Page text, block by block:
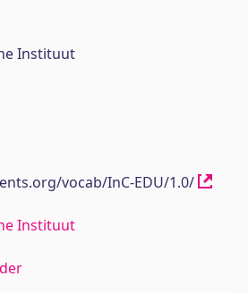
Instituut
vocab/InC-EDU/1.0/
Instituut